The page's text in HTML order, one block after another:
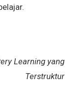
Learning yang
Terstruktur